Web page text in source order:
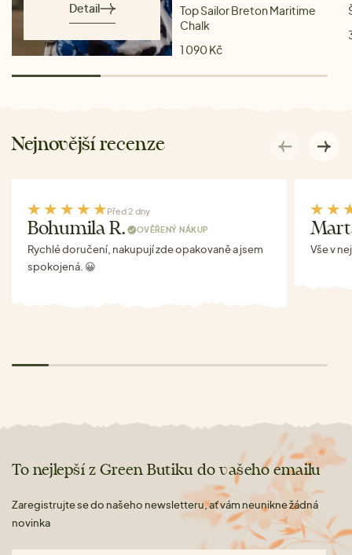
Detail
Top Sailor Breton Maritime
Chalk
1 090 Kč
Nejnovější recenze
Před 2 dny
Bohumila R. OVĚŘENÝ NÁKUP
Rychlé doručení, nakupují zde opakovaně a jsem
spokojená. 😀
Vše v
To nejlepší z Green Butiku do vašeho emailu
Zaregistrujte se do našeho newsletteru, ať vám neunikne žádná
novinka